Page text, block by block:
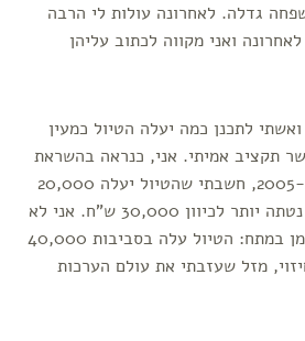
גדלה. לאחרונה עולות לי הרבה
ואני מקווה לכתוב עליהן
ואשתי לתכנן כמה יעלה הטיול כמעין
תקציב אמיתי. אני, כנראה בהשראת
הזכרונות שלי מהטיול ב-2005, חשבתי שהטיול יעלה 20,000
ש"ח כולל טיסות. אשתי נטתה יותר לכיוון 30,000 ש"ח. אני לא
אחזיק אתכם יותר מדי זמן במתח: הטיול עלה בסביבות 40,000
מזל שעזבתי את עולם הערכות